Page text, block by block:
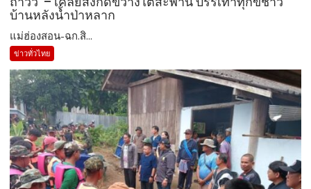
บ้านหลังน้ำป่าหลาก
แม่ฮ่องสอน-ฉก.สิ...
ข่าวทั่วไทย